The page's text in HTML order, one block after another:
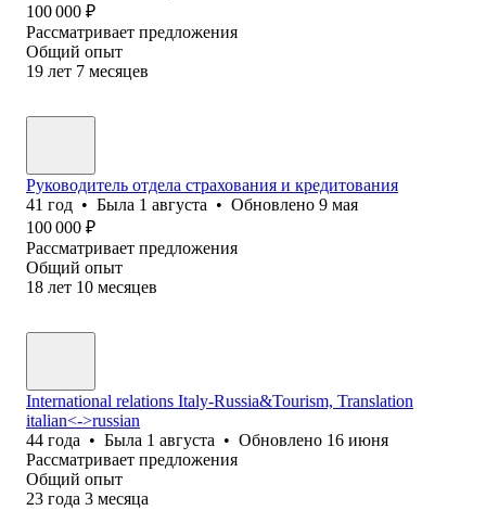
100 000 ₽
Рассматривает предложения
Общий опыт
19 лет 7 месяцев
Руководитель отдела страхования и кредитования
41 год • Была 1 августа • Обновлено 9 мая
100 000 ₽
Рассматривает предложения
Общий опыт
18 лет 10 месяцев
International relations Italy-Russia&Tourism, Translation
italian<->russian
44 года • Была 1 августа • Обновлено 16 июня
Рассматривает предложения
Общий опыт
23 года 3 месяца